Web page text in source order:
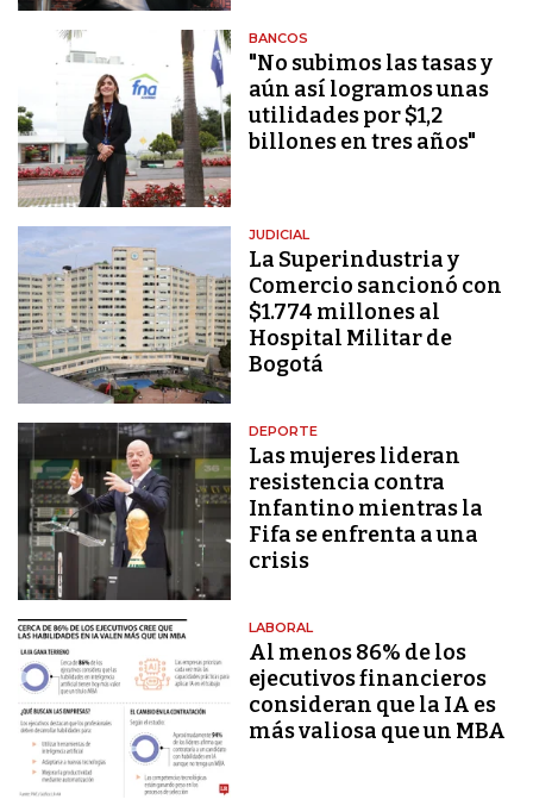
BANCOS
"No subimos las tasas y
aún así logramos unas
utilidades por $1,2
billones en tres años"
JUDICIAL
La Superindustria y
Comercio sancionó con
$1.774 millones al
Hospital Militar de
Bogotá
DEPORTE
Las mujeres lideran
resistencia contra
Infantino mientras la
Fifa se enfrenta a una
crisis
LABORAL
Al menos 86% de los
ejecutivos financieros
consideran que la IA es
más valiosa que un MBA